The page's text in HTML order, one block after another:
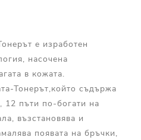
е изработен
насочена
в кожата.
Тонерът,който съдържа
12 пъти по-богати на
възстановява и
появата на бръчки,